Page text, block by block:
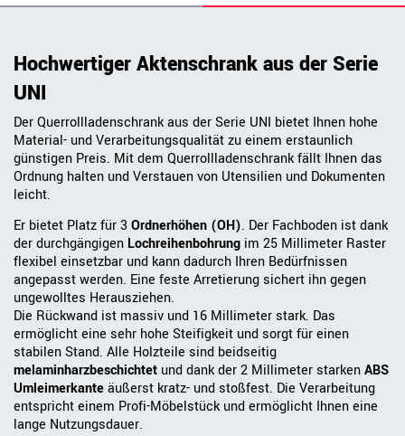
Hochwertiger Aktenschrank aus der Serie
UNI
Der Querrollladenschrank aus der Serie UNI bietet Ihnen hohe
Material- und Verarbeitungsqualität zu einem erstaunlich
günstigen Preis. Mit dem Querrollladenschrank fällt Ihnen das
Ordnung halten und Verstauen von Utensilien und Dokumenten
leicht.
Er bietet Platz für 3Ordnerhöhen (OH). Der Fachboden ist dank
der durchgängigen Lochreihenbohrung im 25 Millimeter Raster
flexibel einsetzbar und kann dadurch Ihren Bedürfnissen
angepasst werden. Eine feste Arretierung sichert ihn gegen
ungewolltes Herausziehen.
Die Rückwand ist massiv und 16 Millimeter stark. Das
ermöglicht eine sehr hohe Steifigkeit und sorgt für einen
stabilen Stand. Alle Holzteile sind beidseitig
melaminharzbeschichtet und dank der 2 Millimeter starkenABS
Umleimerkanteäußerst kratz- und stoßfest. Die Verarbeitung
entspricht einem Profi-Möbelstück und ermöglicht Ihnen eine
lange Nutzungsdauer.